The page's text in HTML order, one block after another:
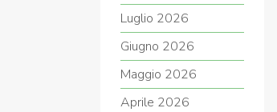
Luglio 2026
Giugno 2026
Maggio 2026
Aprile 2026